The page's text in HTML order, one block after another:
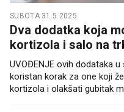
SUBOTA 31.5.2025.
Dva dodatka koja
kortizola i salo na
UVOĐENJE ovih dodataka
koristan korak za one koji
kortizola i olakšati gubitak